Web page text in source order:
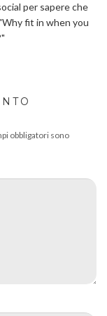
per sapere che
fit in when you
obbligatori sono